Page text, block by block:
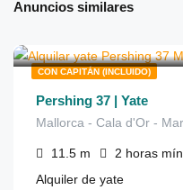
Anuncios similares
CON CAPITÁN (INCLUIDO)
Pershing 37 | Yate
Mallorca - Cala d'Or -
11.5 m 2 horas mín.
Alquiler de yate